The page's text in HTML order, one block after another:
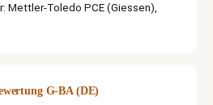
Mettler-Toledo PCE (Giessen),
G-BA (DE)